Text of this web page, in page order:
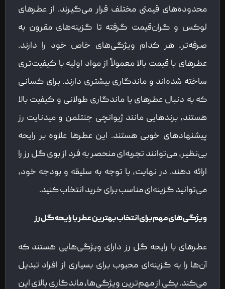
محدوده‌های قیمتی مختلف قرار می‌گیرند. از عطرهای
لوکس و گران‌قیمت گرفته تا گزینه‌های مقرون به
صرفه‌تر، هر کدام ویژگی‌های خاص خود را دارند.
عطرهای با قیمت بالا معمولاً از مواد اولیه با کیفیت‌تری
ساخته شده‌اند و ماندگاری بیشتری دارند. برای کسانی
که به دنبال عطرهای با ماندگاری طولانی و کیفیت بالا
هستند، برندهایی مانند ژیوانچی جنتلمن و میدنایت رز
پیشنهادهای خوبی هستند. این عطرها علاوه بر رایحه
بی‌نظیر، می‌توانند تجربه‌ای منحصر به فرد از بوی گل رز را
ارائه دهند. در نهایت، با توجه به سلیقه و بودجه خود،
می‌توانید گزینه‌ای مناسب برای خرید انتخاب کنید.
ویژگی‌های مهم برای انتخاب بهترین عطر با رایحه گل رز
عطرهای با رایحه گل رز دارای ویژگی‌هایی هستند که
آن‌ها را به گزینه‌ای محبوب برای بسیاری از افراد تبدیل
می‌کند. یکی از مهم‌ترین ویژگی‌ها، ماندگاری بالای این